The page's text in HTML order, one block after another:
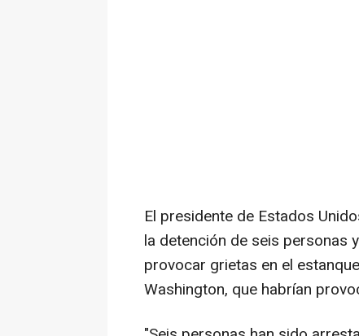
El presidente de Estados
la detención de seis personas
provocar grietas en el
Washington, que habrían